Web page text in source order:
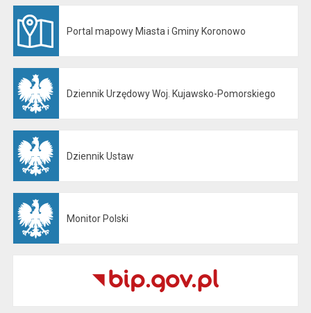
Portal mapowy Miasta i Gminy Koronowo
Dziennik Urzędowy Woj. Kujawsko-Pomorskiego
Dziennik Ustaw
Monitor Polski